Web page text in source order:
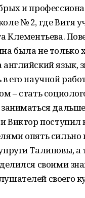
и
№ 2, где Витя
Клементьева.
была не
язык,
его научной
– стать
Виктор поступил
опять сильно
Талиповы,
своими
своего